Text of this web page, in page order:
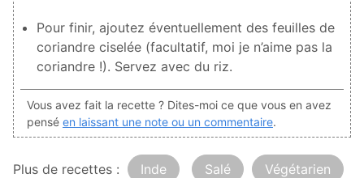
Pour finir, ajoutez éventuellement des feuilles de
coriandre ciselée (facultatif, moi je n’aime pas la
coriandre !). Servez avec du riz.
Vous avez fait la recette ? Dites-moi ce que vous en avez
pensé en laissant une note ou un commentaire.
Plus de recettes : Inde Salé Végétarien